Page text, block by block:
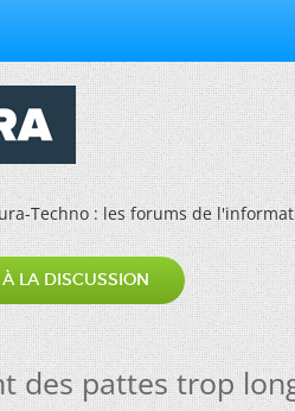
Techno : les forums de
LA DISCUSSION
des pattes trop